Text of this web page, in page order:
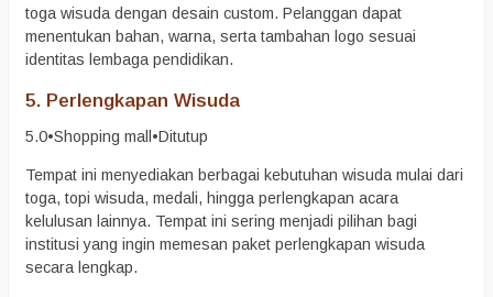
toga wisuda dengan desain custom. Pelanggan dapat
menentukan bahan, warna, serta tambahan logo sesuai
identitas lembaga pendidikan.
5. Perlengkapan Wisuda
5.0•Shopping mall •Ditutup
Tempat ini menyediakan berbagai kebutuhan wisuda mulai dari
toga, topi wisuda, medali, hingga perlengkapan acara
kelulusan lainnya. Tempat ini sering menjadi pilihan bagi
institusi yang ingin memesan paket perlengkapan wisuda
secara lengkap.